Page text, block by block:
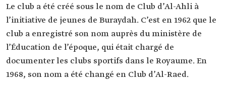
Le club a été créé sous le nom de Club d’Al-Ahli à
l’initiative de jeunes de Buraydah. C’est en 1962 que le
club a enregistré son nom auprès du ministère de
l’Éducation de l’époque, qui était chargé de
documenter les clubs sportifs dans le Royaume. En
1968, son nom a été changé en Club d’Al-Raed.